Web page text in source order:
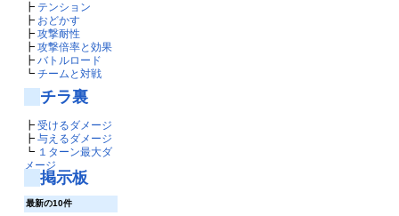
┣ テンション
┣ おどかす
┣ 攻撃耐性
┣ 攻撃倍率と効果
┣ バトルロード
┗ チームと対戦
チラ裏
┣ 受けるダメージ
┣ 与えるダメージ
┗ １ターン最大ダ
メージ
掲示板
最新の10件